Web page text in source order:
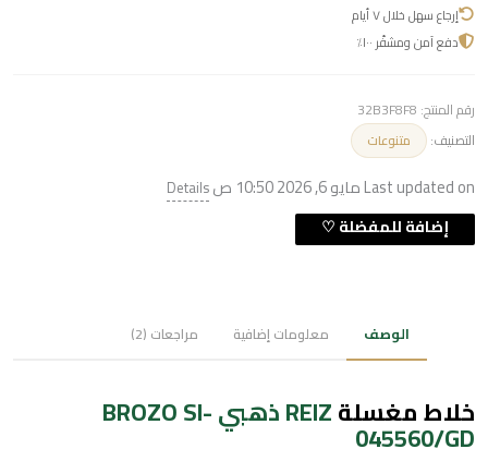
إرجاع سهل خلال ٧ أيام
دفع آمن ومشفّر ١٠٠٪
رقم المنتج: 32B3F8F8
التصنيف:
متنوعات
Last updated on مايو 6, 2026 10:50 ص Details
الوصف معلومات إضافية مراجعات (2)
خلاطمغسلة REIZ ذهبي BROZO SI-
045560/GD